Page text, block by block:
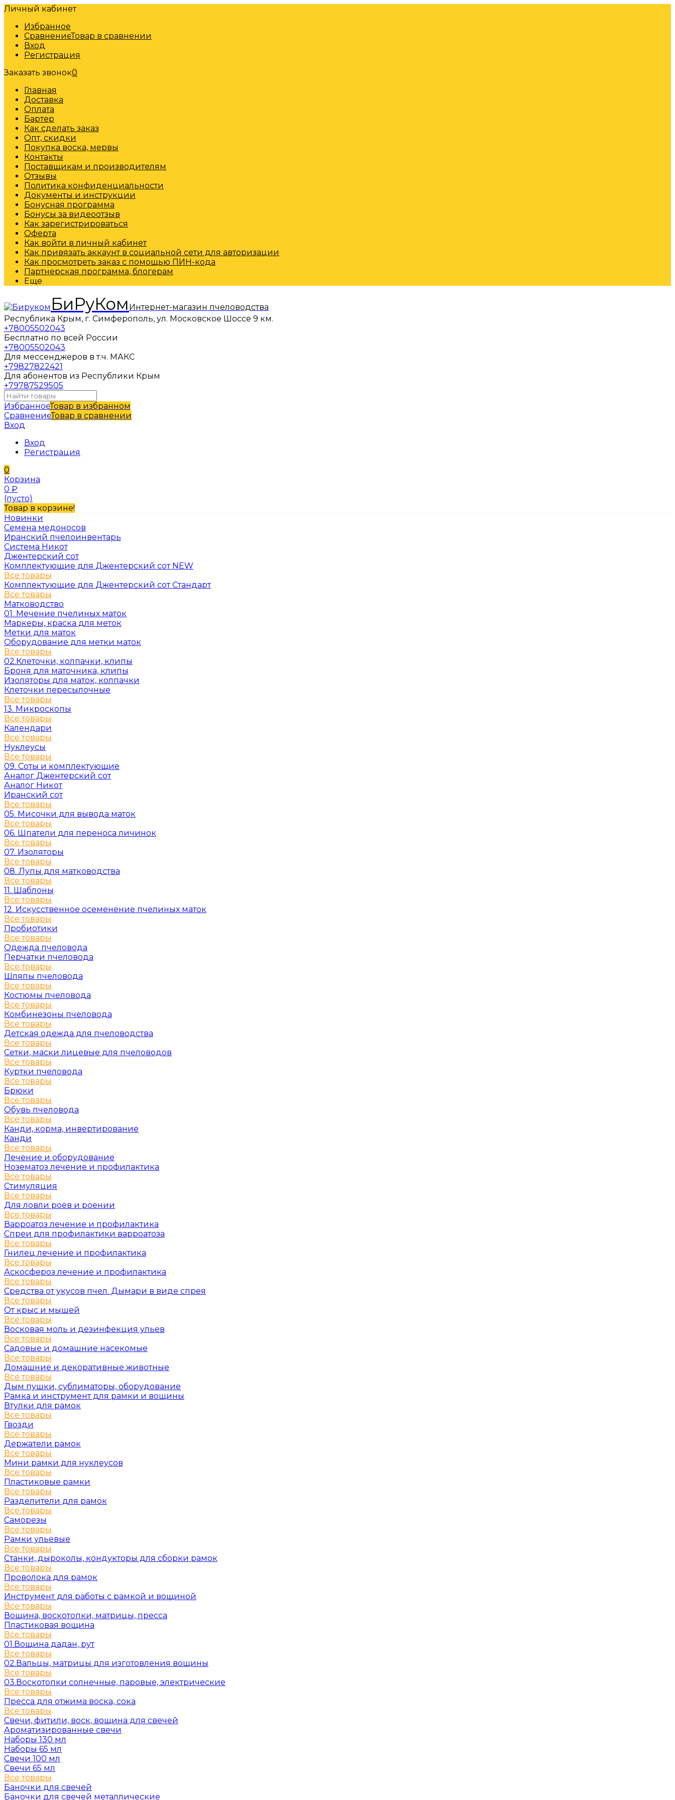
Личный кабинет
Избранное
СравнениеТовар в сравнении
Вход
Регистрация
Заказать звонок0
Главная
Доставка
Оплата
Бартер
Как сделать заказ
Опт, скидки
Покупка воска, мервы
Контакты
Поставщикам и производителям
Отзывы
Политика конфиденциальности
Документы и инструкции
Бонусная программа
Бонусы за видеоотзыв
Как зарегистрироваться
Оферта
Как войти в личный кабинет
Как привязать аккаунт в социальной сети для авторизации
Как просмотреть заказ с помощью ПИН-кода
Партнерская программа, блогерам
Еще
БиРуКом Интернет-магазин пчеловодства
Республика Крым, г. Симферополь, ул. Московское Шоссе 9 км.
+78005502043
Бесплатно по всей России
+78005502043
Для мессенджеров в т.ч. МАКС
+79827822421
Для абонентов из Республики Крым
+79787529505
ИзбранноеТовар в избранном
СравнениеТовар в сравнении
Вход
Вход
Регистрация
0
Корзина
0 ₽
(пусто)
Товар в корзине!
Новинки
Семена медоносов
Иранский пчелоинвентарь
Система Никот
Джентерский сот
Комплектующие для Джентерский сот NEW
Все товары
Комплектующие для Джентерский сот Стандарт
Все товары
Матководство
01. Мечение пчелиных маток
Маркеры, краска для меток
Метки для маток
Оборудование для метки маток
Все товары
02.Клеточки, колпачки, клипы
Броня для маточника, клипы
Изоляторы для маток, колпачки
Клеточки пересылочные
Все товары
13. Микроскопы
Все товары
Календари
Все товары
Нуклеусы
Все товары
09. Соты и комплектующие
Аналог Джентерский сот
Аналог Никот
Иранский сот
Все товары
05. Мисочки для вывода маток
Все товары
06. Шпатели для переноса личинок
Все товары
07. Изоляторы
Все товары
08. Лупы для матководства
Все товары
11. Шаблоны
Все товары
12. Искусственное осеменение пчелиных маток
Все товары
Пробиотики
Все товары
Одежда пчеловода
Перчатки пчеловода
Все товары
Шляпы пчеловода
Все товары
Костюмы пчеловода
Все товары
Комбинезоны пчеловода
Все товары
Детская одежда для пчеловодства
Все товары
Сетки, маски лицевые для пчеловодов
Все товары
Куртки пчеловода
Все товары
Брюки
Все товары
Обувь пчеловода
Все товары
Канди, корма, инвертирование
Канди
Все товары
Лечение и оборудование
Нозематоз лечение и профилактика
Все товары
Стимуляция
Все товары
Для ловли роёв и роении
Все товары
Варроатоз лечение и профилактика
Спреи для профилактики варроатоза
Все товары
Гнилец лечение и профилактика
Все товары
Аскосфероз лечение и профилактика
Все товары
Средства от укусов пчел. Дымари в виде спрея
Все товары
От крыс и мышей
Все товары
Восковая моль и дезинфекция ульев
Все товары
Садовые и домашние насекомые
Все товары
Домашние и декоративные животные
Все товары
Дым пушки, сублиматоры, оборудование
Рамка и инструмент для рамки и вощины
Втулки для рамок
Все товары
Гвозди
Все товары
Держатели рамок
Все товары
Мини рамки для нуклеусов
Все товары
Пластиковые рамки
Все товары
Разделители для рамок
Все товары
Саморезы
Все товары
Рамки ульевые
Все товары
Станки, дыроколы, кондукторы для сборки рамок
Все товары
Проволока для рамок
Все товары
Инструмент для работы с рамкой и вощиной
Все товары
Вощина, воскотопки, матрицы, пресса
Пластиковая вощина
Все товары
01.Вощина дадан, рут
Все товары
02.Вальцы, матрицы для изготовления вощины
Все товары
03.Воскотопки солнечные, паровые, электрические
Все товары
Пресса для отжима воска, сока
Все товары
Свечи, фитили, воск, вощина для свечей
Ароматизированные свечи
Наборы 130 мл
Наборы 65 мл
Свечи 100 мл
Свечи 65 мл
Все товары
Баночки для свечей
Баночки для свечей металлические